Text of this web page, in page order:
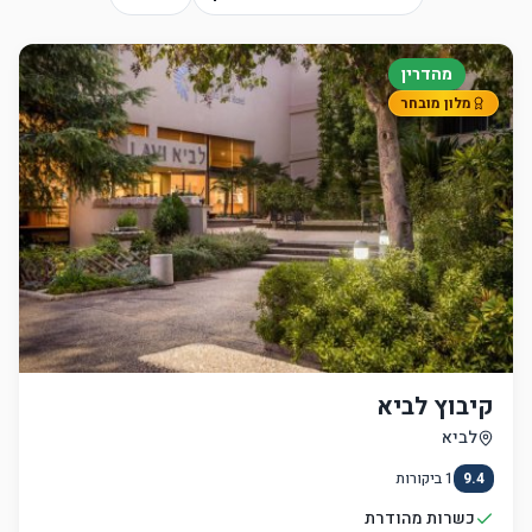
מהדרין
מלון מובחר
קיבוץ לביא
לביא
9.4
1ביקורות
כשרות מהודרת